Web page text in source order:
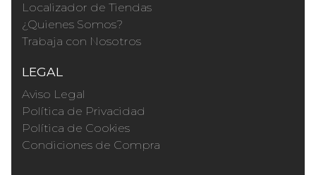
Localizador de Tiendas
¿Quienes Somos?
Trabaja con Nosotros
LEGAL
Aviso Legal
Política de Privacidad
Política de Cookies
Condiciones de Compra